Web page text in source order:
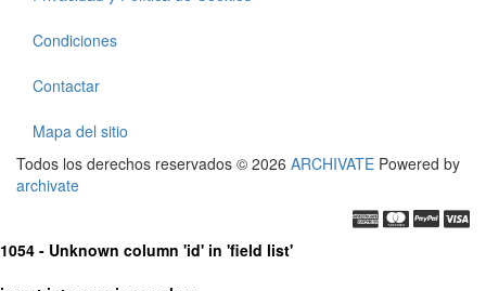
Condiciones
Contactar
Mapa del sitio
Todos los derechos reservados © 2026 ARCHIVATE Powered by
archivate
1054 - Unknown column 'id' in 'field list'